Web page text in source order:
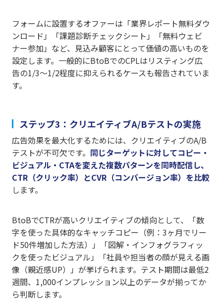
フォームに設置するオファーは「業界レポート無料ダウ
ンロード」「課題診断チェックシート」「無料ウェビ
ナー参加」など、見込み顧客にとって価値の高いものを
設定します。一般的にBtoBでのCPLはリスティング広
告の1/3〜1/2程度に抑えられるケースも報告されていま
す。
ステップ3：クリエイティブA/Bテストの実施
広告効果を最大化するためには、クリエイティブのA/B
テストが不可欠です。 同じターゲットに対してコピー・
ビジュアル・CTAを変えた複数パターンを同時配信し、
CTR（クリック率）とCVR（コンバージョン率）を比較
します。
BtoBでCTRが高いクリエイティブの傾向として、「数
字を使った具体的なキャッチコピー（例：3ヶ月でリー
ド50件増加した方法）」「図解・インフォグラフィッ
クを使ったビジュアル」「社員や担当者の顔が見える画
像（親近感UP）」が挙げられます。テスト期間は最低2
週間、1,000インプレッション以上のデータが揃ってか
ら判断します。